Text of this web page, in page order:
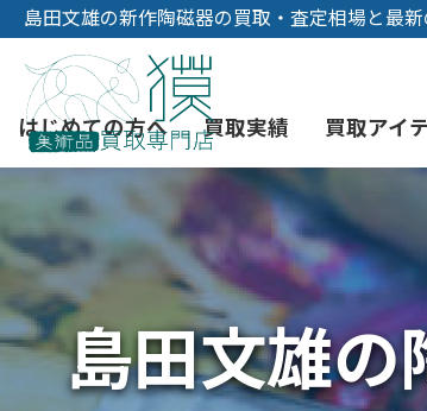
島田文雄の新作陶磁器の買取・査定相場と最
はじめての方へ
初めての美術品売却
YOUTUBE
買取実績 買取アイ
絵画買取
骨董品買取
3つの買取方法
宅配・郵送買取
東京店
会社概要
消費者志向自主宣言
島田文雄の